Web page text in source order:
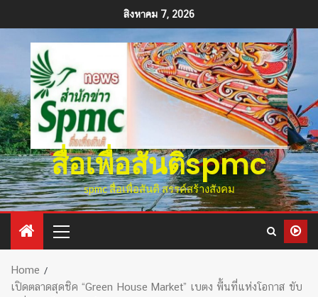
สิงหาคม 7, 2026
สื่อเพื่อสันติspmc
spmc สื่อเพื่อสันติ สรรค์สร้างสังคม
Home
เปิดตลาดสุดชิค “Green House Market” เบตง พื้นที่แห่งโอกาส ขับ